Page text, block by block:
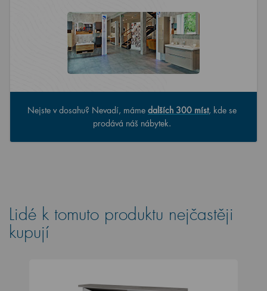
Nejste v dosahu? Nevadí, máme dalších 300 míst, kde se
prodává náš nábytek.
Lidé k tomuto produktu nejčastěji
kupují